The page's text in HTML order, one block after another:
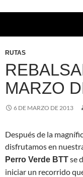
CONTENIDO
RUTAS
MARZO
6 DE MARZO DE 2013
Después de la
disfrutamos en
Perro Verde BTTse
iniciar un recorrido